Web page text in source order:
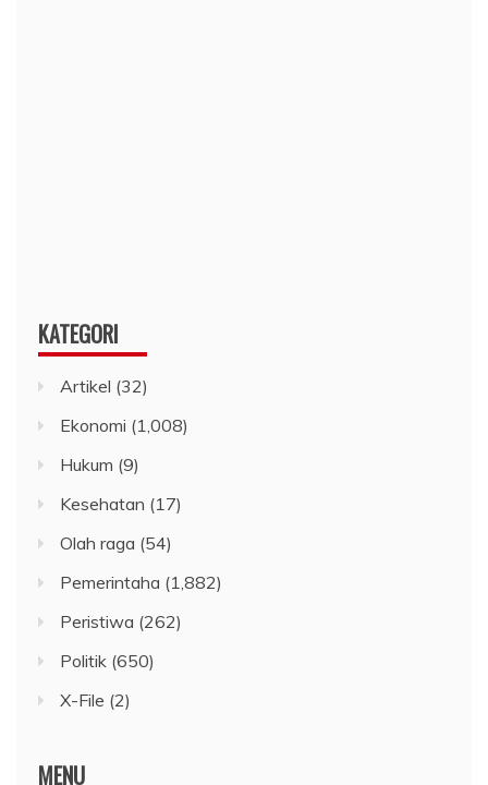
KATEGORI
Artikel (32)
Ekonomi (1,008)
Hukum (9)
Kesehatan (17)
Olah raga (54)
Pemerintaha (1,882)
Peristiwa (262)
Politik (650)
X-File (2)
MENU